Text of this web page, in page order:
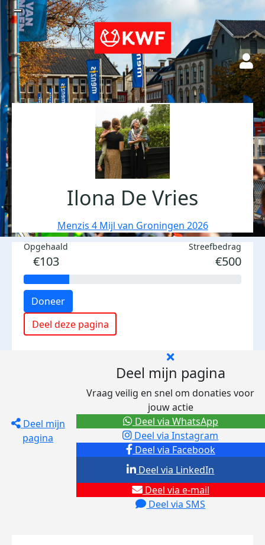
Ilona De Vries
Menzis 4 Mijl van Groningen 2026
Opgehaald
€103
Streefbedrag
€500
Doneer
Deel deze pagina
Deel mijn
pagina
Deel mijn pagina
Vraag veilig en snel om donaties voor
jouw actie
Deel via Facebook
Deel via Instagram
Deel via e-mail
Deel via SMS
Deel via LinkedIn
Deel via WhatsApp